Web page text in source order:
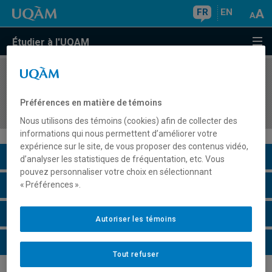
FR EN
Étudier à l'UQAM
COURS//
management
Description du cours
Horaire - Été 2026
Horaire - Automne 2026
Horaire - Hiver 2027
Préférences en matière de témoins
Nous utilisons des témoins (cookies) afin de collecter des
informations qui nous permettent d’améliorer votre
expérience sur le site, de vous proposer des contenus vidéo,
d’analyser les statistiques de fréquentation, etc. Vous
pouvez personnaliser votre choix en sélectionnant
« Préférences ».
Tout refuser
Autoriser les témoins